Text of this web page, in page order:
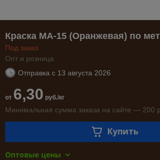
Краска МА-15 (Оранжевая) по
Под заказ
Опт и розница
Отправка с 13 августа 2026
от 6,30 руб./кг
Минимальная сумма заказа на сайте — 200
Купить
Оптовые цены